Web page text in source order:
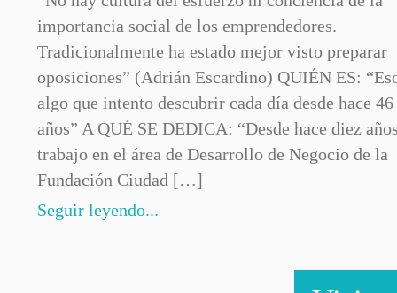
importancia social de los emprendedores.
Tradicionalmente ha estado mejor visto preparar
oposiciones” (Adrián Escardino) QUIÉN ES:
algo que intento descubrir cada día desde hace 46
años” A QUÉ SE DEDICA: “Desde hace diez
trabajo en el área de Desarrollo de Negocio de la
Fundación Ciudad […]
Seguir leyendo...